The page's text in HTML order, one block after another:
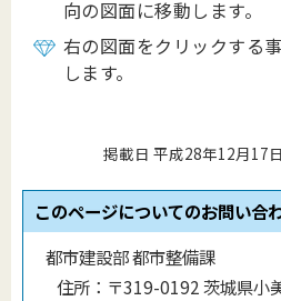
向の図面に移動します。
右の図面をクリックする
します。
掲載日 平成28年12月17日
このページについてのお問い合
都市建設部 都市整備課
住所： 〒319-0192 茨城県小